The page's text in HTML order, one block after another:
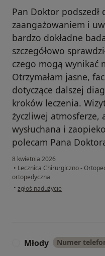
Pan Doktor
zaangażowaniem i
bardzo dokładne
szczegółowo
czego mogą wynikać
Otrzymałam jasne,
dotyczące dalszej
kroków leczenia.
życzliwej atmosferze,
wysłuchana i
polecam Pana
8 kwietnia 2026
• Lecznica Chirurgiczno -
ortopedyczna
• w opinii użytkownika Anna
zgłoś nadużycie
Młody Numer